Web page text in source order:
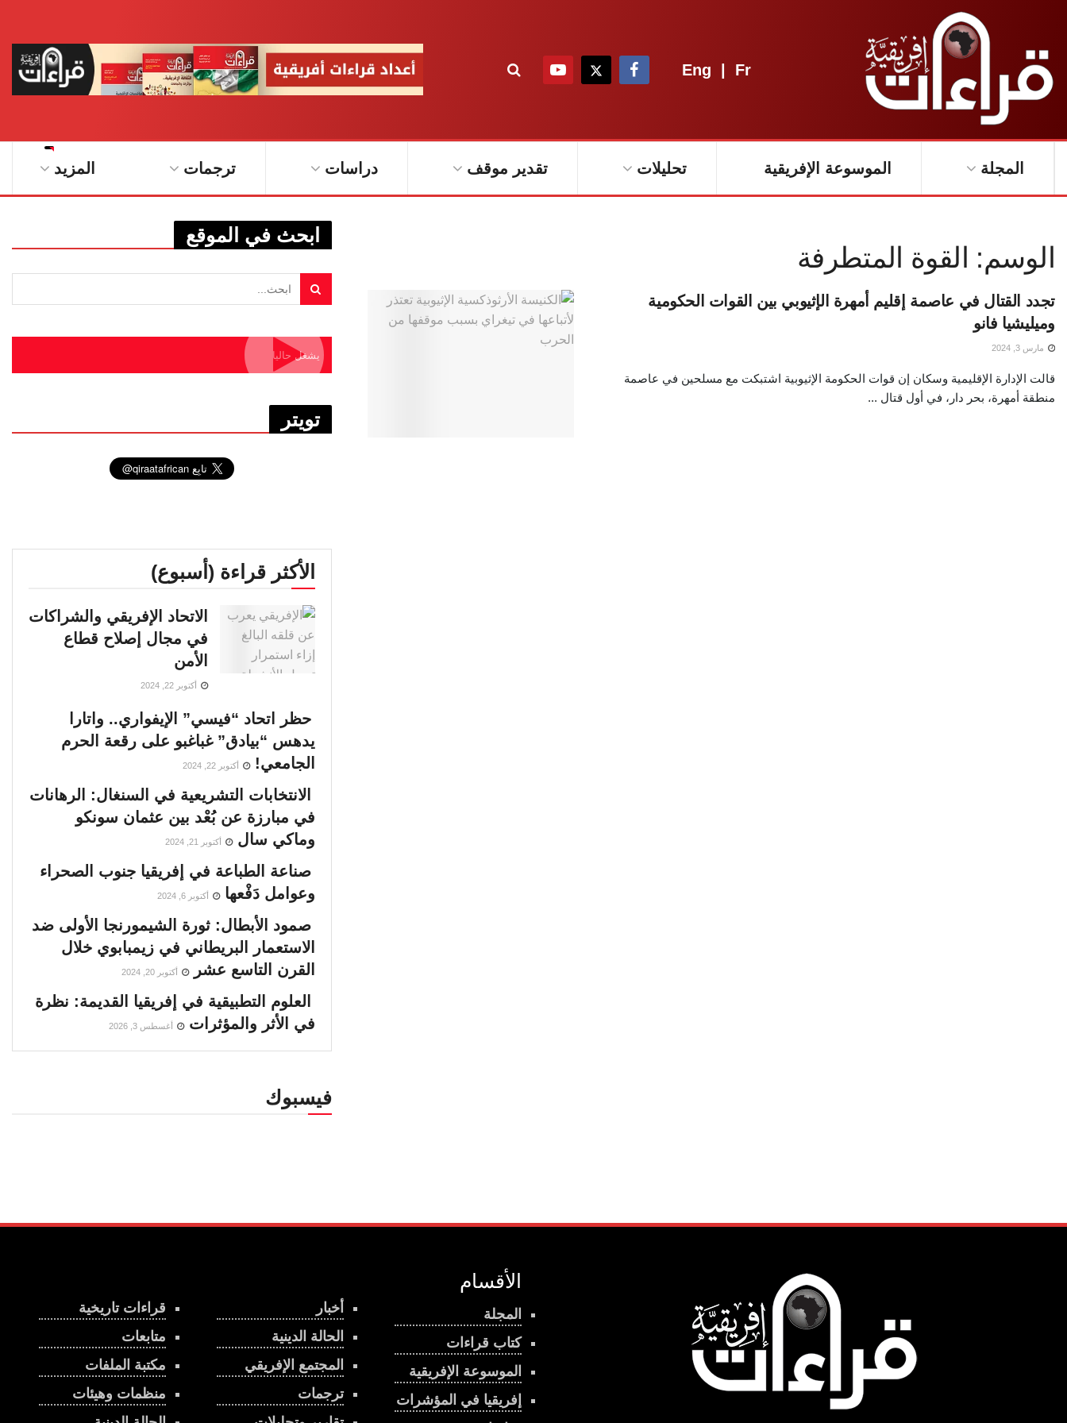
Eng | Fr
المجلة الموسوعة الإفريقية تحليلات تقدير موقف دراسات ترجمات المزيد
الوسم: القوة المتطرفة
تجدد القتال في عاصمة إقليم أمهرة الإثيوبي بين القوات الحكومية
وميليشيا فانو
مارس 3, 2024
قالت الإدارة الإقليمية وسكان إن قوات الحكومة الإثيوبية اشتبكت مع مسلحين في عاصمة
منطقة أمهرة، بحر دار، في أول قتال ...
ابحث في الموقع
يشغل حاليا
تويتر
الأكثر قراءة (أسبوع)
الاتحاد الإفريقي والشراكات
في مجال إصلاح قطاع
الأمن
أكتوبر 22, 2024
حظر اتحاد “فيسي” الإيفواري.. واتارا
يدهس “بيادق” غباغبو على رقعة الحرم
الجامعي!
أكتوبر 22, 2024
الانتخابات التشريعية في السنغال: الرهانات
في مبارزة عن بُعْد بين عثمان سونكو
وماكي سال
أكتوبر 21, 2024
صناعة الطباعة في إفريقيا جنوب الصحراء
وعوامل دَفْعها
أكتوبر 6, 2024
صمود الأبطال: ثورة الشيمورنجا الأولى ضد
الاستعمار البريطاني في زيمبابوي خلال
القرن التاسع عشر
أكتوبر 20, 2024
العلوم التطبيقية في إفريقيا القديمة: نظرة
في الأثر والمؤثرات
أغسطس 3, 2026
فيسبوك
قراءات تاريخية
متابعات
مكتبة الملفات
منظمات وهيئات
أخبار
الحالة الدينية
المجتمع الإفريقي
ترجمات
الأقسام
المجلة
كتاب قراءات
الموسوعة الإفريقية
إفريقيا في المؤشرات